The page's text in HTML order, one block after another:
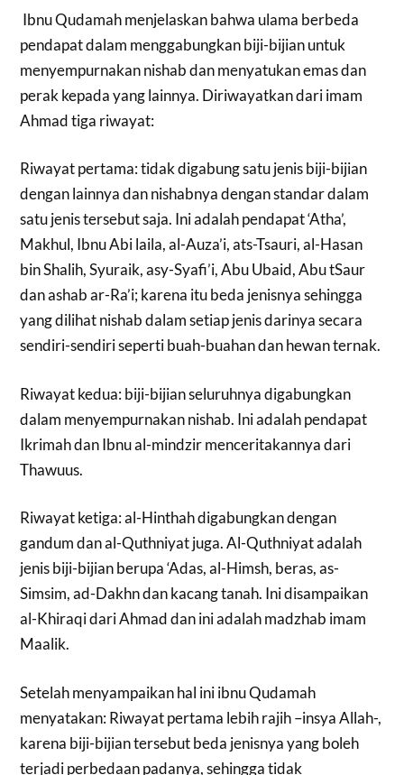
Ibnu Qudamah menjelaskan bahwa ulama berbeda
pendapat dalam menggabungkan biji-bijian untuk
menyempurnakan nishab dan menyatukan emas dan
perak kepada yang lainnya. Diriwayatkan dari imam
Ahmad tiga riwayat:
Riwayat pertama: tidak digabung satu jenis biji-bijian
dengan lainnya dan nishabnya dengan standar dalam
satu jenis tersebut saja. Ini adalah pendapat ‘Atha’,
Makhul, Ibnu Abi laila, al-Auza’i, ats-Tsauri, al-Hasan
bin Shalih, Syuraik, asy-Syafi’i, Abu Ubaid, Abu tSaur
dan ashab ar-Ra’i; karena itu beda jenisnya sehingga
yang dilihat nishab dalam setiap jenis darinya secara
sendiri-sendiri seperti buah-buahan dan hewan ternak.
Riwayat kedua: biji-bijian seluruhnya digabungkan
dalam menyempurnakan nishab. Ini adalah pendapat
Ikrimah dan Ibnu al-mindzir menceritakannya dari
Thawuus.
Riwayat ketiga: al-Hinthah digabungkan dengan
gandum dan al-Quthniyat juga. Al-Quthniyat adalah
jenis biji-bijian berupa ‘Adas, al-Himsh, beras, as-
Simsim, ad-Dakhn dan kacang tanah. Ini disampaikan
al-Khiraqi dari Ahmad dan ini adalah madzhab imam
Maalik.
Setelah menyampaikan hal ini ibnu Qudamah
menyatakan: Riwayat pertama lebih rajih –insya Allah-,
karena biji-bijian tersebut beda jenisnya yang boleh
terjadi perbedaan padanya, sehingga tidak